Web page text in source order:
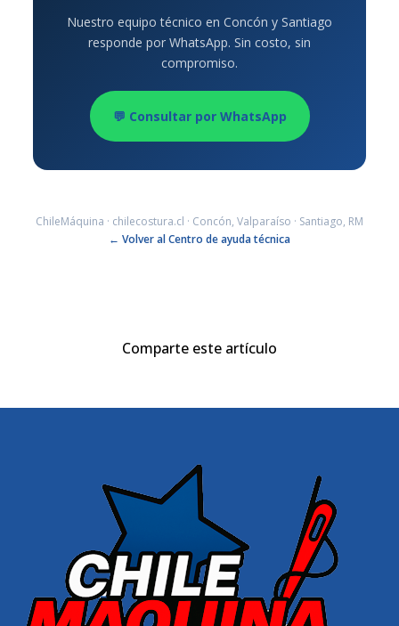
Nuestro equipo técnico en Concón y Santiago
responde por WhatsApp. Sin costo, sin
compromiso.
💬 Consultar por WhatsApp
ChileMáquina · chilecostura.cl · Concón, Valparaíso · Santiago, RM
← Volver al Centro de ayuda técnica
Comparte este artículo